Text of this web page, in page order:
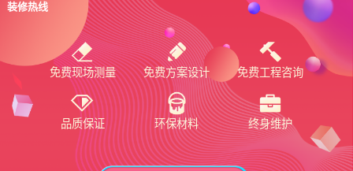
装修热线
免费现场测量 免费方案设计 免费工程咨询
品质保证 环保材料 终身维护